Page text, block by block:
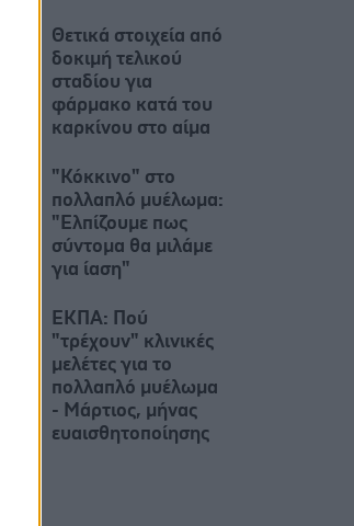
Θετικά στοιχεία από
δοκιμή τελικού
σταδίου για
φάρμακο κατά του
καρκίνου στο αίμα
"Κόκκινο" στο
πολλαπλό μυέλωμα:
"Ελπίζουμε πως
σύντομα θα μιλάμε
για ίαση"
ΕΚΠΑ: Πού
"τρέχουν" κλινικές
μελέτες για το
πολλαπλό μυέλωμα
- Μάρτιος, μήνας
ευαισθητοποίησης